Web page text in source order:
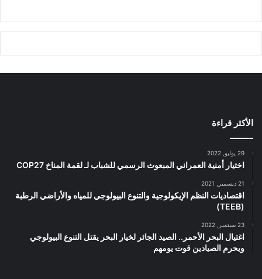
الأكثر قراءة
29 يوليو, 2022
اختيار أمنية العمراني المبعوث الرسمي للشباب لـ لقمة المناخ COP27
21 ديسمبر, 2021
اقتصاديات النظم الإيكولوجية والتنوع البيولوجي للمياه والأراضي الرطبة
(TEEB)
23 سبتمبر, 2022
اغتيال البحر الأحمر.. الصيد الجائر لخيار البحر يقتل التنوع البيولوجي
ويحرم الصيادين قوت يومهم